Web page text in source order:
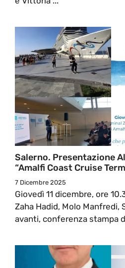
Salerno. Presentazione
“Amalfi Coast Cruise
7 Dicembre 2025
Giovedì 11 dicembre, ore
Zaha Hadid, Molo Manfredi,
avanti, conferenza stampa